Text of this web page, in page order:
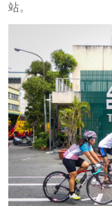
站。